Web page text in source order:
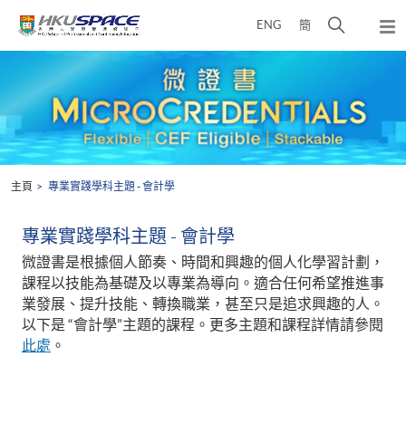
ENG 簡
開
介
面
彈
出
主頁 專業實踐學科主題 - 會計學
專業實踐學科主題 - 會計學
微證書是根據個人節奏、時間和興趣的個人化學習計劃，
課程以技能為基礎及以專業為導向。適合任何希望推進事
業發展、提升技能、轉換職業，甚至只是追求興趣的人。
以下是 “會計學”主題的課程。更多主題和課程詳情請參閱
此處 。